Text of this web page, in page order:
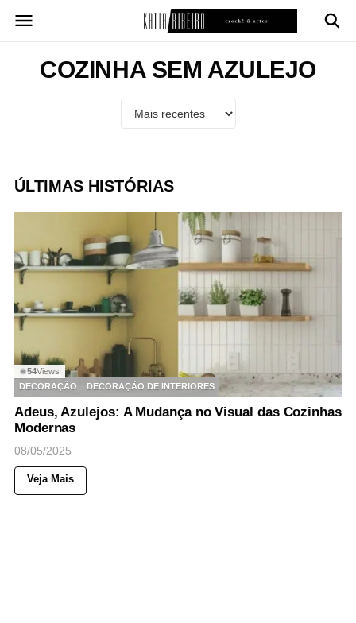
para
conteúdoCOZINHA SEM AZULEJO
ÚLTIMAS HISTÓRIAS
◉54Views
DECORAÇÃO
DECORAÇÃO DE INTERIORES
Adeus, Azulejos: A Mudança no Visual das Cozinhas
Modernas
08/05/2025
Veja Mais